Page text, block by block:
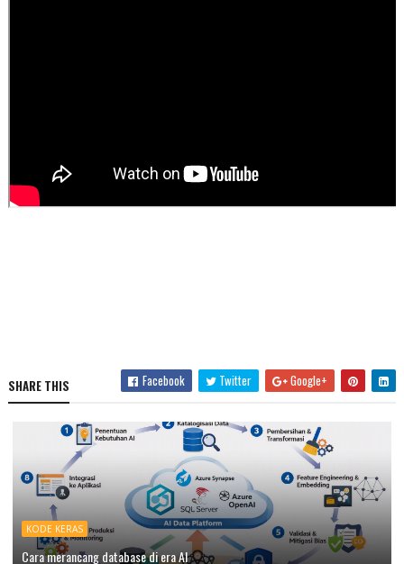
SHARE THIS Facebook Twitter Google+
KODE KERAS
Cara merancang database di era AI